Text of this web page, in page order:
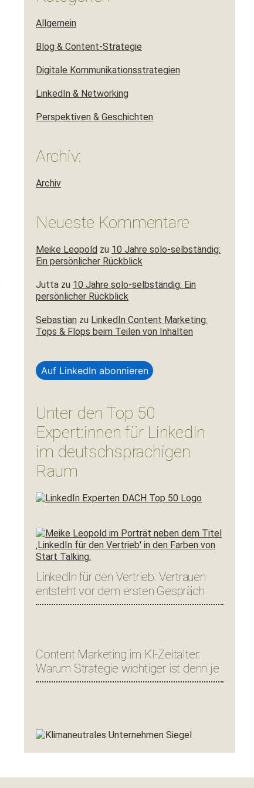
Allgemein
Blog & Content-Strategie
Digitale Kommunikationsstrategien
LinkedIn & Networking
Perspektiven & Geschichten
Archiv:
Archiv
Neueste Kommentare
Meike Leopold zu 10 Jahre solo-selbständig:
Ein persönlicher Rückblick
Jutta zu 10 Jahre solo-selbständig: Ein
persönlicher Rückblick
Sebastian zu LinkedIn Content Marketing:
Tops & Flops beim Teilen von Inhalten
Auf LinkedIn abonnieren
Unter den Top 50
Expert:innen für LinkedIn
im deutschsprachigen
Raum
LinkedIn für den Vertrieb: Vertrauen
entsteht vor dem ersten Gespräch
Content Marketing im KI-Zeitalter:
Warum Strategie wichtiger ist denn je